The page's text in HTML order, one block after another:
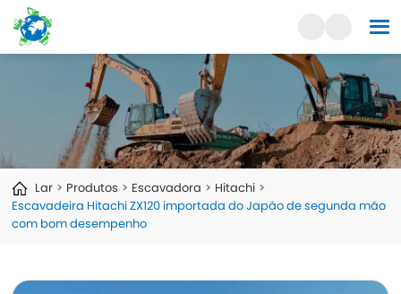
Lar Produtos Escavadora
Hitachi
Escavadeira Hitachi ZX120 importada do Japão de segunda mão
com bom desempenho